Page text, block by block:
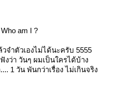
Who am I ?
จำตัวเองไม่ได้นะครับ 5555
ว่า วันๆ ผมเป็นใครได้บ้าง
1 วัน พันกว่าเรื่อง ไม่เกินจริง